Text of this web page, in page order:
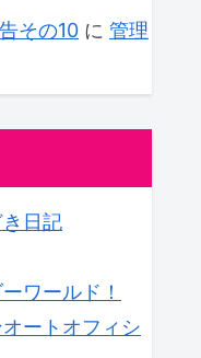
その10 に 管理
日記
ワールド！
ートオフィシ